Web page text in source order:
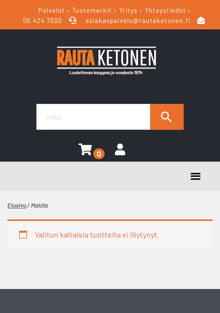
Palvelut Tuotemerkit Yritys
Yhteystiedot
06 424 7030
asiakaspalvelu@rautaketonen.fi
0
Etusivu/ Makita
Valitun kaltaisia tuotteita ei löytynyt.